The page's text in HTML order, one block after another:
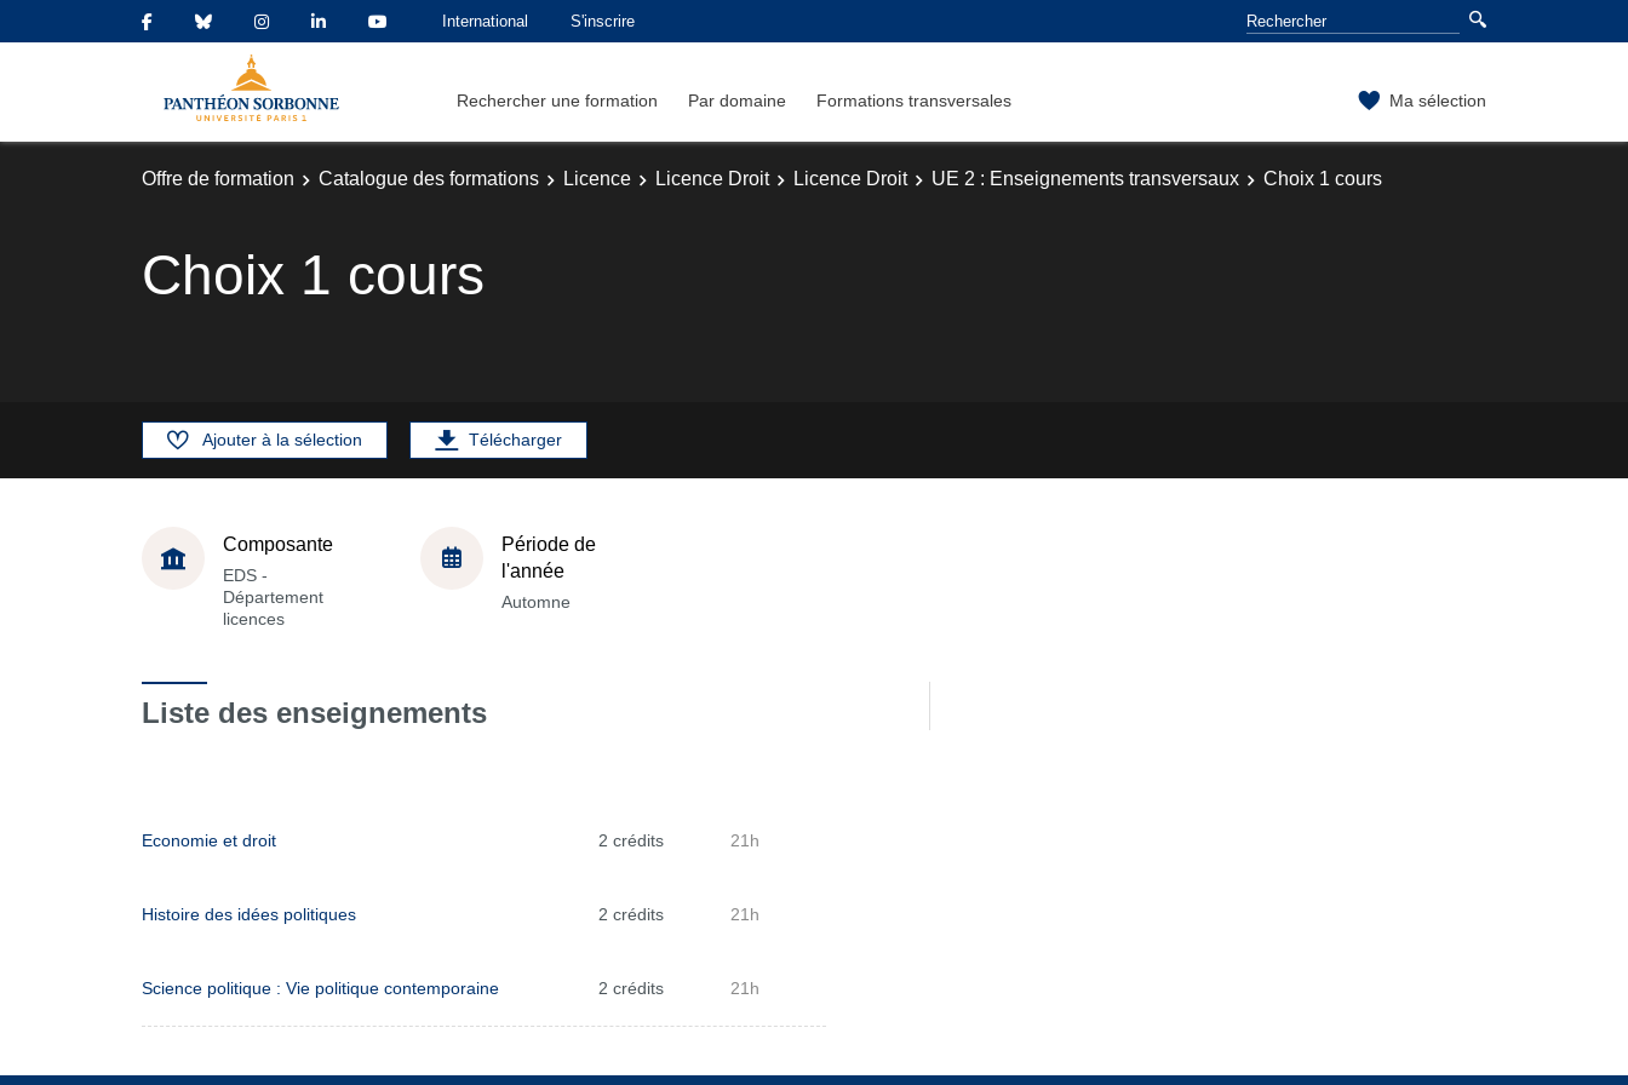
International S'inscrire
Rechercher une formation Par domaine Formations transversales Ma sélection
Offre de formation Catalogue des formations Licence Licence Droit Licence Droit UE 2 : Enseignements transversaux Choix 1 cours
Choix 1 cours
Ajouter à la sélection Télécharger
Composante
EDS -
Département
licences
Période de
l'année
Automne
Liste des enseignements
Economie et droit 2 crédits 21h
Histoire des idées politiques 2 crédits 21h
Science politique : Vie politique contemporaine 2 crédits 21h